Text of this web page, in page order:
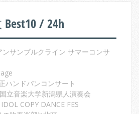
/ 24h
ンサンブルクライン サマーコンサ
ハンドパンコンサート
立音楽大学新潟県人演奏会
COPY DANCE FES